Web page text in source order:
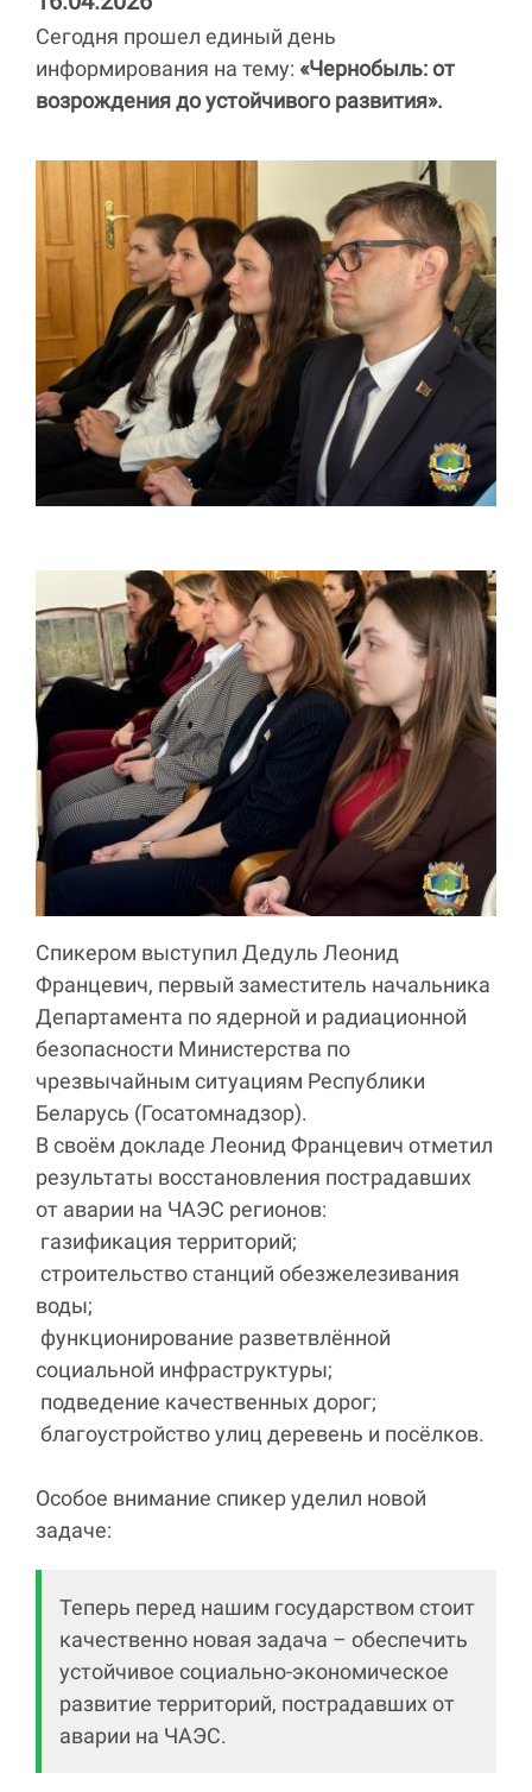
Сегодня прошел единый день
информирования на тему: «Чернобыль: от
возрождения до устойчивого развития».
Спикером выступил Дедуль Леонид
Францевич, первый заместитель начальника
Департамента по ядерной и радиационной
безопасности Министерства по
чрезвычайным ситуациям Республики
Беларусь (Госатомнадзор).
В своём докладе Леонид Францевич отметил
результаты восстановления пострадавших
от аварии на ЧАЭС регионов:
газификация территорий;
строительство станций обезжелезивания
воды;
функционирование разветвлённой
социальной инфраструктуры;
подведение качественных дорог;
благоустройство улиц деревень и посёлков.
Особое внимание спикер уделил новой
задаче:
Теперь перед нашим государством стоит
качественно новая задача – обеспечить
устойчивое социально-экономическое
развитие территорий, пострадавших от
аварии на ЧАЭС.